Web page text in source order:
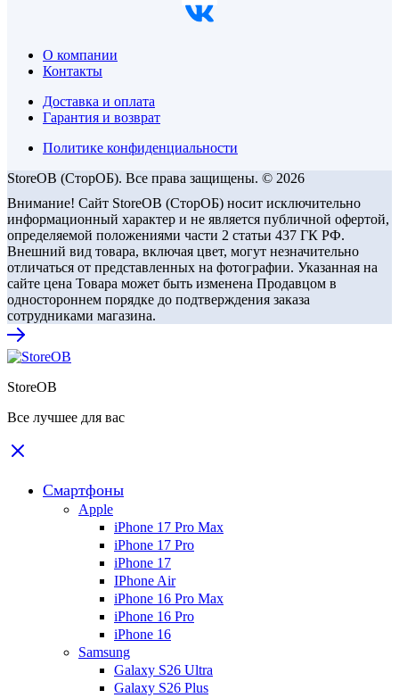
О компании
Контакты
Доставка и оплата
Гарантия и возврат
Политике конфиденциальности
StoreOB (CторОБ). Все права защищены. © 2026
Внимание! Сайт StoreOB (СторОБ) носит исключительно
информационный характер и не является публичной офертой,
определяемой положениями части 2 статьи 437 ГК РФ.
Внешний вид товара, включая цвет, могут незначительно
отличаться от представленных на фотографии. Указанная на
сайте цена Товара может быть изменена Продавцом в
одностороннем порядке до подтверждения заказа
сотрудниками магазина.
StoreOB
Все лучшее для вас
Смартфоны
Apple
iPhone 17 Pro Max
iPhone 17 Pro
iPhone 17
IPhone Air
iPhone 16 Pro Max
iPhone 16 Pro
iPhone 16
Samsung
Galaxy S26 Ultra
Galaxy S26 Plus